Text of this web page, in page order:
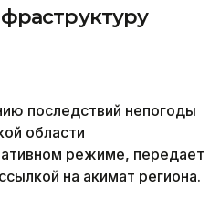
последствий непогоды
области
режиме, передает
на акимат региона.